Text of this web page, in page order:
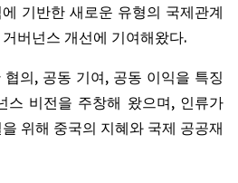
기반한 새로운 유형의 국제관계
버넌스 개선에 기여해왔다.
의, 공동 기여, 공동 이익을 특징
스 비전을 주창해 왔으며, 인류가
위해 중국의 지혜와 국제 공공재